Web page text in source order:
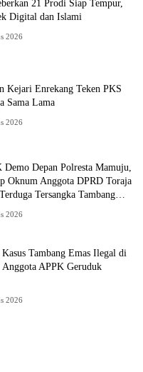
21 Prodi Siap Tempur,
Digital dan Islami
2026
Kejari Enrekang Teken PKS
Sama Lama
2026
Depan Polresta Mamuju,
Oknum Anggota DPRD Toraja
Tersangka Tambang
2026
Tambang Emas Ilegal di
APPK Geruduk
2026